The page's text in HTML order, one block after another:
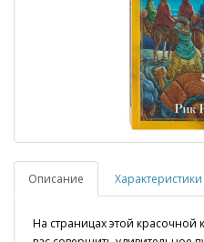
Описание Характеристики
На страницах этой красочной